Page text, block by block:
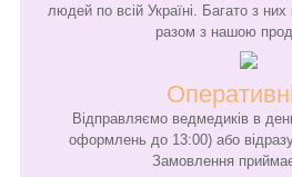
людей по всій Україні. Багато з
разом з нашою
Відправляємо ведмедиків в
оформлень до 13:00) або
Замовлення